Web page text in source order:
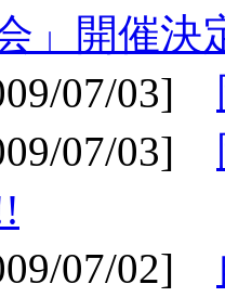
」開催決
07/03]
07/03]
07/02]